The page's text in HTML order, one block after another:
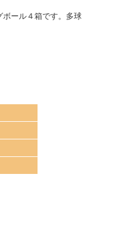
ボール４箱です。多球